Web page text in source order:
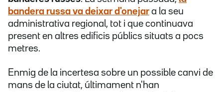
bandera russa va deixar d'onejar a la seu
administrativa regional, tot i que continuava
present en altres edificis públics situats a pocs
metres.
Enmig de la incertesa sobre un possible canvi de
mans de la ciutat, últimament n'han